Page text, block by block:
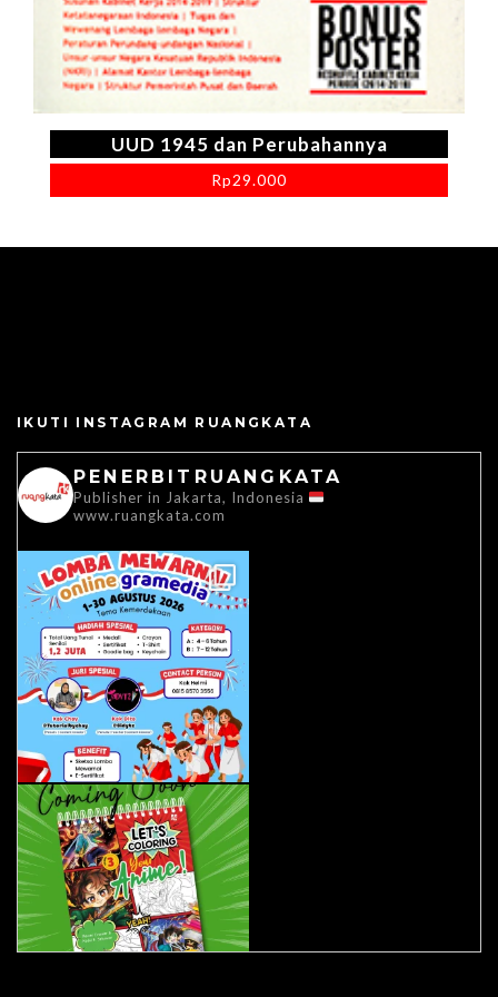
UUD 1945 dan Perubahannya
Rp29.000
IKUTI INSTAGRAM RUANGKATA
PENERBITRUANGKATA
Publisher in Jakarta, Indonesia
www.ruangkata.com